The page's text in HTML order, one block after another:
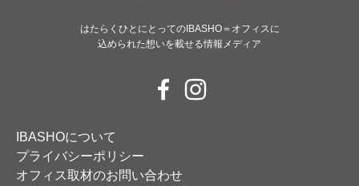
はたらくひとにとってのIBASHO＝オフィスに
込められた想いを載せる情報メディア
IBASHOについて
プライバシーポリシー
オフィス取材のお問い合わせ